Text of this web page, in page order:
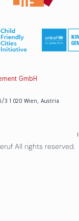
GmbH
3 1020 Wien, Austria
All rights reserved.